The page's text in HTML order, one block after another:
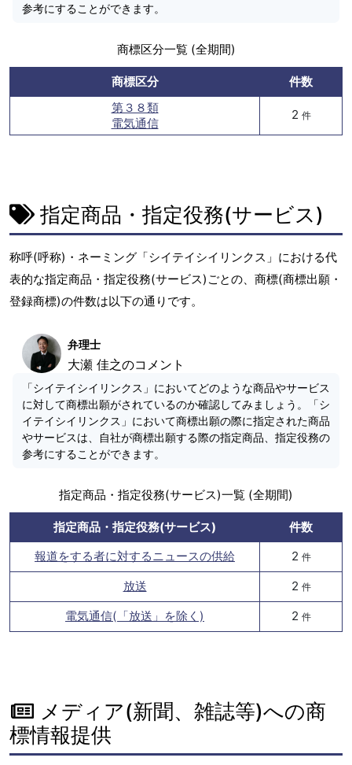
参考にすることができます。
商標区分一覧 (全期間)
商標区分
件数
第３８類
電気通信
2 件
指定商品・指定役務(サービス)
称呼(呼称)・ネーミング「シイテイシイリンクス」における代
表的な指定商品・指定役務(サービス)ごとの、商標(商標出願・
登録商標)の件数は以下の通りです。
弁理士
大瀬 佳之のコメント
「シイテイシイリンクス」においてどのような商品やサービス
に対して商標出願がされているのか確認してみましょう。「シ
イテイシイリンクス」において商標出願の際に指定された商品
やサービスは、自社が商標出願する際の指定商品、指定役務の
参考にすることができます。
指定商品・指定役務(サービス)一覧 (全期間)
指定商品・指定役務(サービス)
件数
報道をする者に対するニュースの供給
2 件
放送 2 件
電気通信(「放送」を除く) 2 件
メディア(新聞、雑誌等)への商
標情報提供